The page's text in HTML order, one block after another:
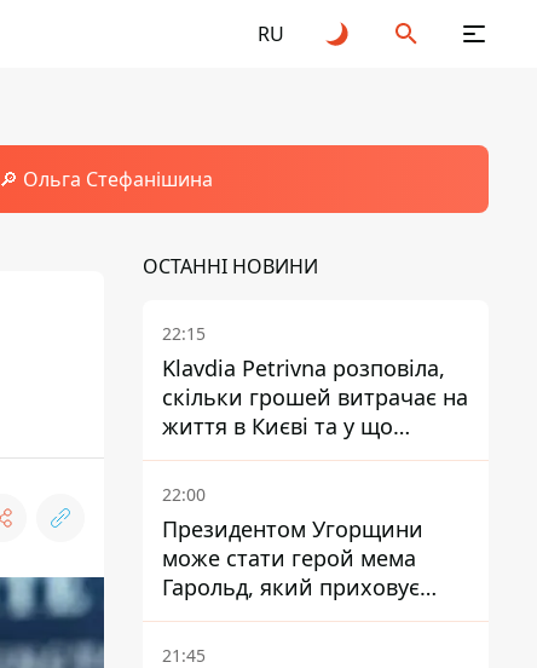
RU
🔎 Ольга Стефанішина
ОСТАННІ НОВИНИ
22:15
Klavdia Petrivna розповіла,
скільки грошей витрачає на
життя в Києві та у що
вкладає мільйони
22:00
Президентом Угорщини
може стати герой мема
Гарольд, який приховує
біль – він очолив народне
голосування
21:45